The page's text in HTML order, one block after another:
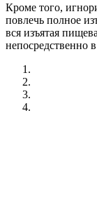
Кроме того,
повлечь полное
вся изъятая
непосредственно